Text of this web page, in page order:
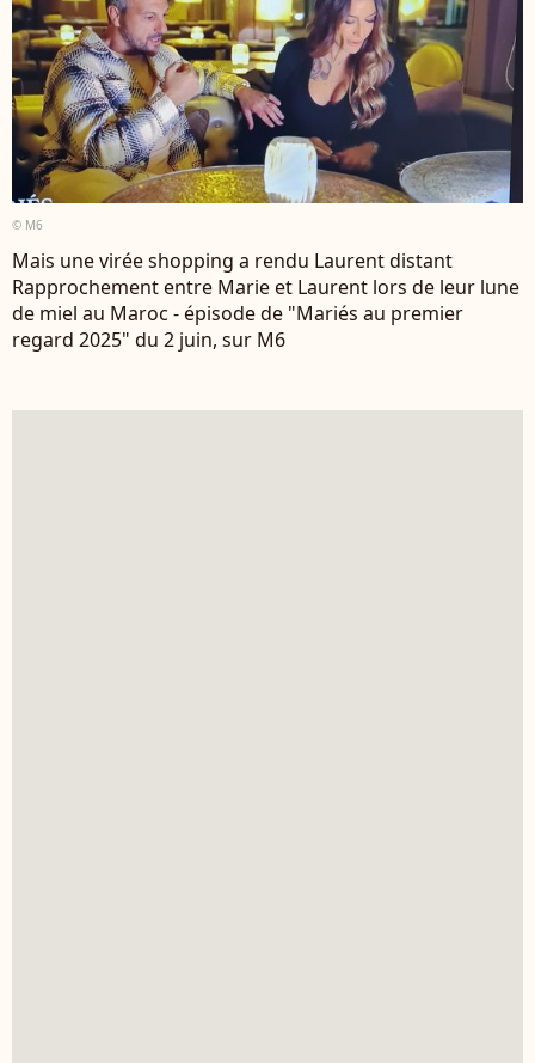
© M6
Mais une virée shopping a rendu Laurent distant
Rapprochement entre Marie et Laurent lors de leur lune
de miel au Maroc - épisode de "Mariés au premier
regard 2025" du 2 juin, sur M6